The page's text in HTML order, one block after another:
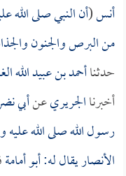
أنس(أن النبي صلى الله
من البرص والجنون
حدثناأحمد بن عبيد الله
أخبرناالجريريعنأبي
رسول الله صلى الله
الأنصار يقال له:أبو أمامة